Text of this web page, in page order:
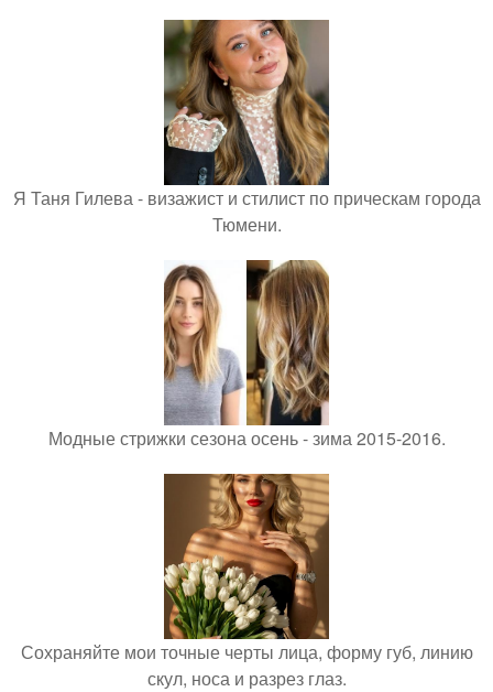
Я Таня Гилева - визажист и стилист по прическам города
Тюмени.
Модные стрижки сезона осень - зима 2015-2016.
Сохраняйте мои точные черты лица, форму губ, линию
скул, носа и разрез глаз.